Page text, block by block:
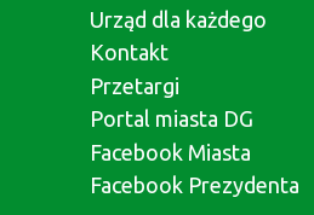
Urząd dla każdego
Kontakt
Przetargi
Portal miasta DG
Facebook Miasta
Facebook Prezydenta